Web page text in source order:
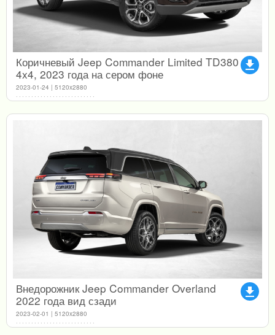
file_download
Коричневый Jeep Commander Limited TD380
4x4, 2023 года на сером фоне
2023-01-24 | 5120x2880
file_download
Внедорожник Jeep Commander Overland
2022 года вид сзади
2023-02-01 | 5120x2880